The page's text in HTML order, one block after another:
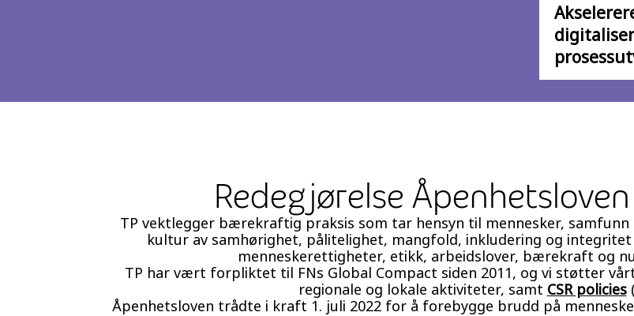
Redegjørelse
TP vektlegger bærekraftig praksis som tar hensyn til mennesker,
kultur av samhørighet, pålitelighet, mangfold, inkludering og
menneskerettigheter, etikk, arbeidslover, bærekraft og
TP har vært forpliktet til FNs Global Compact siden 2011, og vi støtter
regionale og lokale aktiviteter, samt CSR policies
Åpenhetsloven trådte i kraft 1. juli 2022 for å forebygge brudd på